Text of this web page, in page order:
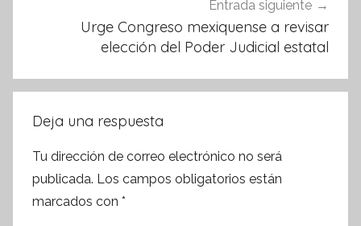
Entrada siguiente
Urge Congreso mexiquense a revisar
elección del Poder Judicial estatal
Deja una respuesta
Tu dirección de correo electrónico no será
publicada. Los campos obligatorios están
marcados con *